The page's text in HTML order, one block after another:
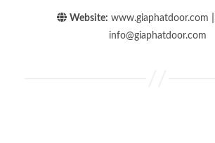
Website: www.giaphatdoor.com
info@giaphatdoor.com